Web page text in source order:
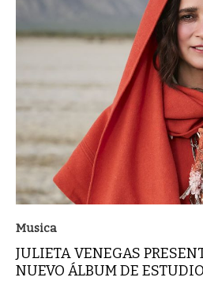
Musica
JULIETA VENEGAS
NUEVO ÁLBUM DE ESTUDIO